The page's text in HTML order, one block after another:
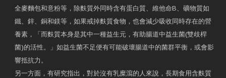
全麥麵包和意粉等，除麩質外同時含有蛋白質、維他命B、礦物質如
鐵、鋅、銅和鎂等，如果戒掉麩質食物，也會減少吸收同時存在的營
養素，「而麩質本身是其中一種益生元，有助腸道中益生菌(雙歧桿
菌)的活性。」如益生菌不足便有可能破壞腸道中的菌群平衡，或會影
響抵抗力。
另一方面，有研究指出，對於沒有乳糜瀉的人來說，長期食用含麩質